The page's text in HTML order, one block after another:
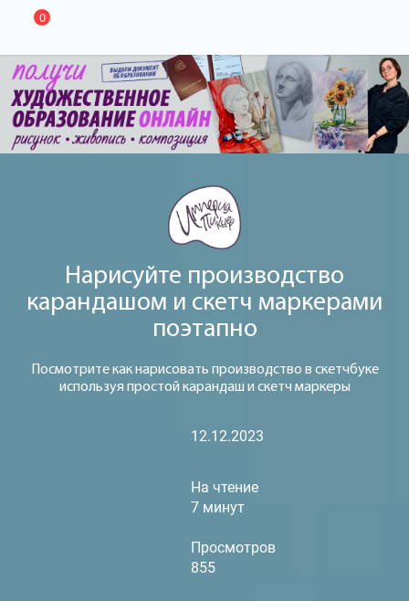
0
Нарисуйте производство
карандашом и скетч маркерами
поэтапно
Посмотрите как нарисовать производство в скетчбуке
используя простой карандаш и скетч маркеры
12.12.2023
На чтение
7 минут
Просмотров
855